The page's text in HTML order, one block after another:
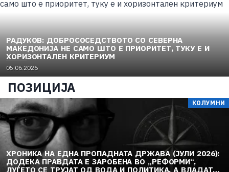
РАДУКОВ: ДОБРОСОСЕДСТВОТО СО СЕВЕРНА
МАКЕДОНИЈА НЕ САМО ШТО Е ПРИОРИТЕТ, ТУКУ Е И
ХОРИЗОНТАЛЕН КРИТЕРИУМ
05.06.2026
ПОЗИЦИЈА
КОЛУМНИ
ХРОНИКА НА ЕДНА ПРОПАДНАТА ДРЖАВА (ЈУЛИ 2026):
ДОДЕКА ПРАВДАТА Е ЗАРОБЕНА ВО „РЕФОРМИ“,
ЛУЃЕТО СЕ ТРУЈАТ ОД ВОДА И ПОЛИТИКА, А ВЛАДАТА